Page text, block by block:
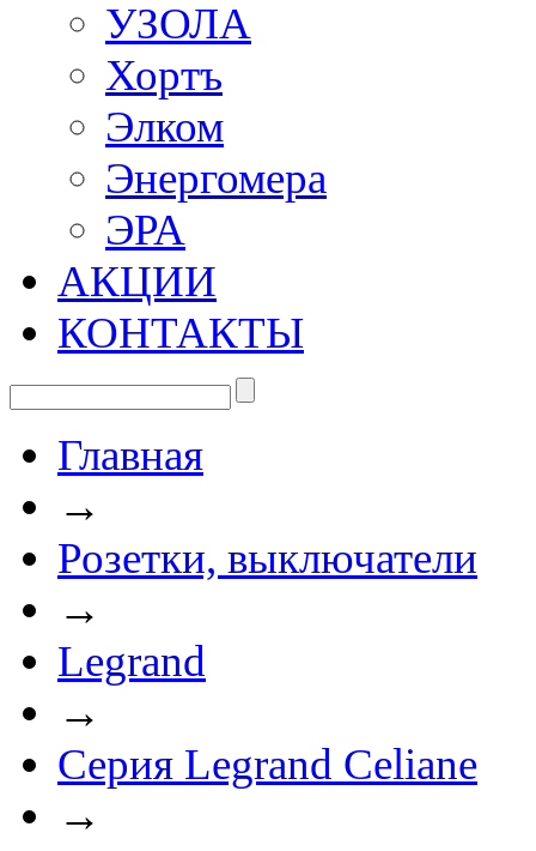
УЗОЛА
Хортъ
Элком
Энергомера
ЭРА
АКЦИИ
КОНТАКТЫ
Главная
→
Розетки, выключатели
→
Legrand
→
Серия Legrand Celiane
→